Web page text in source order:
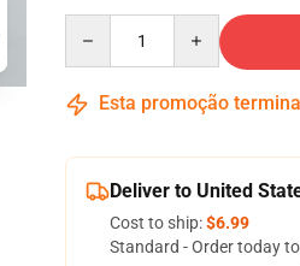
Esta promoção
Deliver to United
Cost to ship:$6.99
Standard - Order today